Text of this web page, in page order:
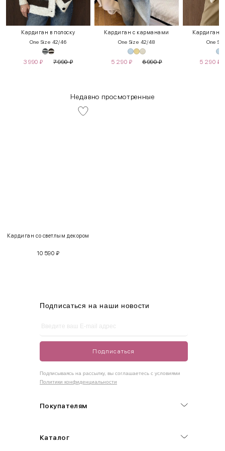
Кардиган в полоску
One Size 42/46
3 990 ₽ 7 990₽
Кардиган с карманами
One Size 42/48
5 290 ₽ 6 990₽
Кардиган
One
5 290 ₽
Недавно просмотренные
Кардиган со светлым декором
10 590 ₽
S 42-44
42-50
Как правильно себя обмерить
Измеряется по самым выступающим точкам.
Покупателям
Каталог
Подписаться на наши новости
Подписаться
Подписываясь на рассылку, вы соглашаетесь с условиями
Политики конфиденциальности